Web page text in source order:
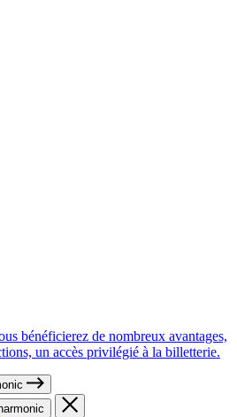
bénéficierez de nombreux avantages,
un accès privilégié à la billetterie.